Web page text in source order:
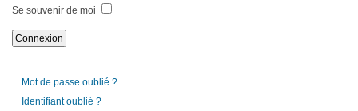
Se souvenir de moi
Mot de passe oublié ?
Identifiant oublié ?